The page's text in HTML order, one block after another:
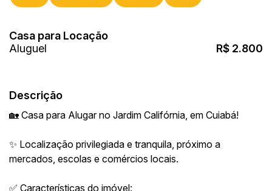
Casa para Locação
R$ 2.800
Descrição
🏡 Casa para Alugar no Jardim Califórnia, em Cuiabá!
✨ Localização privilegiada e tranquila, próximo a
mercados, escolas e comércios locais.
✅ Características do imóvel: